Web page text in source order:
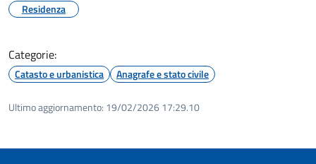
Residenza
Categorie:
Catasto e urbanistica Anagrafe e stato civile
Ultimo aggiornamento: 19/02/2026 17:29.10